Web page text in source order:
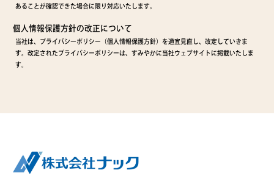
あることが確認できた場合に限り対応いたします。
個人情報保護方針の改正について
当社は、プライバシーポリシー（個人情報保護方針）を適宜見直し、改定していきま
す。改定されたプライバシーポリシーは、すみやかに当社ウェブサイトに掲載いたしま
す。